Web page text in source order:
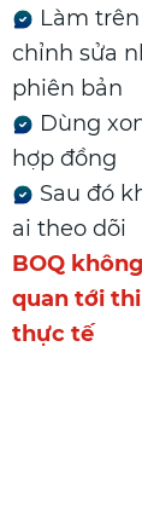
Làm trên
chỉnh sửa
phiên bản
Dùng
hợp đồng
Sau đó
ai theo dõi
BOQ
quan tới
thực tế